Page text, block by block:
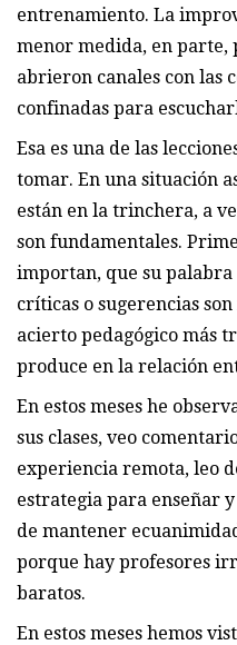
entrenamiento. La
menor medida, en parte,
abrieron canales con las
confinadas para
Esa es una de las
tomar. En una situación
están en la trinchera, a
son fundamentales.
importan, que su palabra
críticas o sugerencias
acierto pedagógico más
produce en la relación
En estos meses he
sus clases, veo
experiencia remota, leo
estrategia para enseñar
de mantener
porque hay profesores
baratos.
En estos meses hemos